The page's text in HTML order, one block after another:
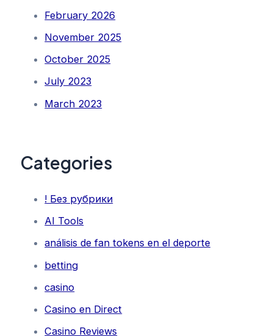
February 2026
November 2025
October 2025
July 2023
March 2023
Categories
! Без рубрики
AI Tools
análisis de fan tokens en el deporte
betting
casino
Casino en Direct
Casino Reviews